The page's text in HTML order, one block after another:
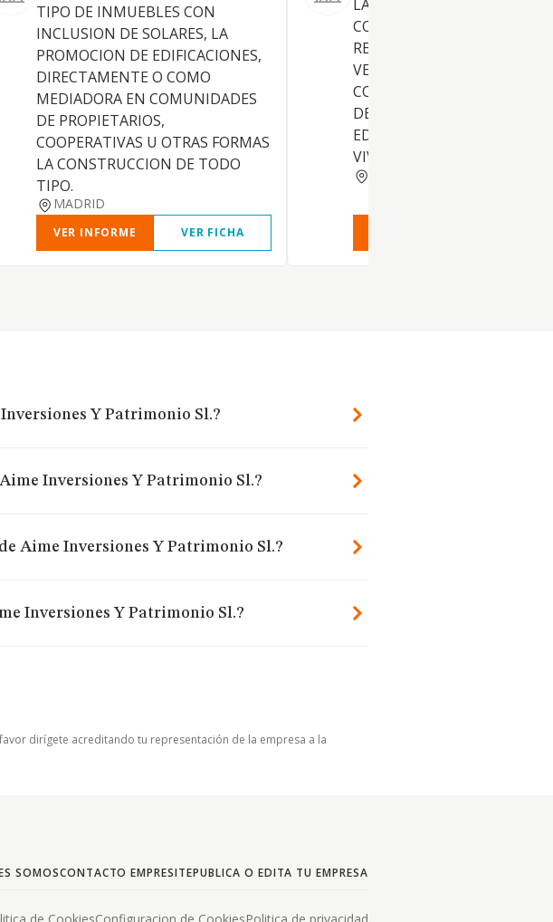
TIPO DE INMUEBLES CON
INCLUSION DE SOLARES, LA
PROMOCION DE EDIFICACIONES,
DIRECTAMENTE O COMO
MEDIADORA EN COMUNIDADES
DE PROPIETARIOS,
COOPERATIVAS U OTRAS FORMAS
LA CONSTRUCCION DE TODO
TIPO.
MADRID
VER INFORME VER FICHA
LA PROMOCION,
CONSTRUCCION,
REHABILITACION,
VENTA, ARRENDAMIENTO,
CONSERVACION Y
DE TODA CLASE DE
EDIFICACIONES
VIVIENDAS, Y OTROS
Y Patrimonio Sl.?
Inversiones Y Patrimonio Sl.?
Aime Inversiones Y Patrimonio Sl.?
Inversiones Y Patrimonio Sl.?
dirígete acreditando tu representación de la empresa a la
SOMOSCONTACTO EMPRESITEPUBLICA O EDITA TU EMPRESA